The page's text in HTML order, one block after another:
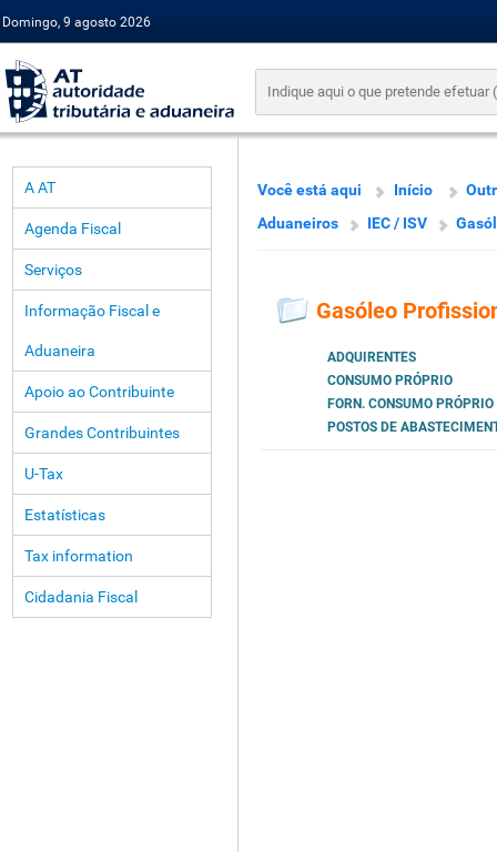
Domingo, 9 agosto 2026
A AT
Agenda Fiscal
Serviços
Informação Fiscal e
Aduaneira
Apoio ao Contribuinte
Grandes Contribuintes
U-Tax
Estatísticas
Tax information
Cidadania Fiscal
Você está aqui Início
Aduaneiros
IEC / ISV
Gasóleo
ADQUIRENTES
CONSUMO PRÓPRIO
FORN. CONSUMO PRÓPRIO
POSTOS DE